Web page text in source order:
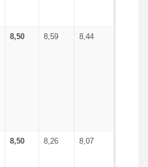
8,50 8,59 8,44
8,50 8,26 8,07